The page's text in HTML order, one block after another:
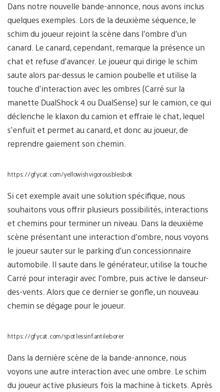
Dans notre nouvelle bande-annonce, nous avons inclus
quelques exemples. Lors de la deuxième séquence, le
schim du joueur rejoint la scène dans l’ombre d’un
canard. Le canard, cependant, remarque la présence un
chat et refuse d’avancer. Le joueur qui dirige le schim
saute alors par-dessus le camion poubelle et utilise la
touche d’interaction avec les ombres (Carré sur la
manette DualShock 4 ou DualSense) sur le camion, ce qui
déclenche le klaxon du camion et effraie le chat, lequel
s’enfuit et permet au canard, et donc au joueur, de
reprendre gaiement son chemin.
https://gfycat.com/yellowishvigorousblesbok
Si cet exemple avait une solution spécifique, nous
souhaitons vous offrir plusieurs possibilités, interactions
et chemins pour terminer un niveau. Dans la deuxième
scène présentant une interaction d’ombre, nous voyons
le joueur sauter sur le parking d’un concessionnaire
automobile. Il saute dans le générateur, utilise la touche
Carré pour interagir avec l’ombre, puis active le danseur-
des-vents. Alors que ce dernier se gonfle, un nouveau
chemin se dégage pour le joueur.
https://gfycat.com/spotlessinfantileborer
Dans la dernière scène de la bande-annonce, nous
voyons une autre interaction avec une ombre. Le schim
du joueur active plusieurs fois la machine à tickets. Après